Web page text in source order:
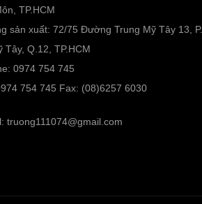
TP.HCM
sản xuất: 72/75 Đường Trung Mỹ Tây 13, P.
Tây, Q.12, TP.HCM
0974 754 745
754 745 Fax: (08)6257 6030
truong111074@gmail.com